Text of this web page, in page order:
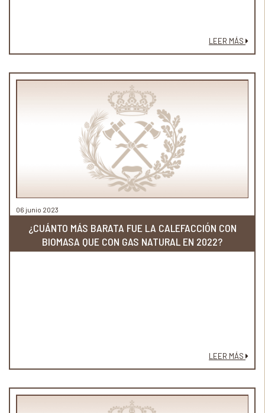
LEER MÁS
06 junio 2023
¿CUÁNTO MÁS BARATA FUE LA CALEFACCIÓN CON
BIOMASA QUE CON GAS NATURAL EN 2022?
LEER MÁS